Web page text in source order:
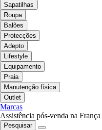
Sapatilhas
Roupa
Balões
Protecções
Adepto
Lifestyle
Equipamento
Praia
Manutenção física
Outlet
Marcas
Assistência pós-venda na França
Pesquisar